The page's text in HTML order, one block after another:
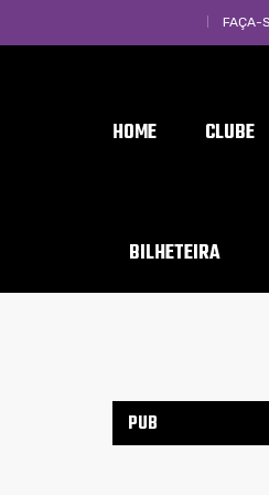
FAÇA-
HOME CLUBE
BILHETEIRA
PUB